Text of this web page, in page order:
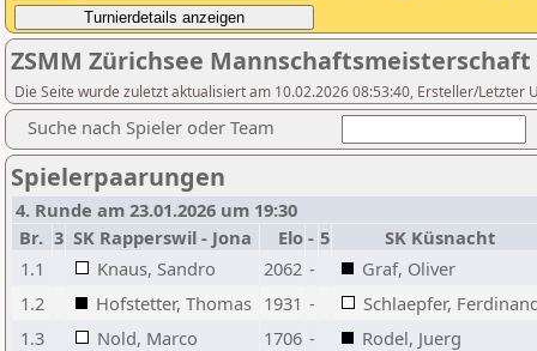
ZSMM Zürichsee Mannschaftsmeisterschaft
Die Seite wurde zuletzt aktualisiert am 10.02.2026 08:53:40, Ersteller/Letzter
Suche nach Spieler oder Team
Spielerpaarungen
4. Runde am 23.01.2026 um 19:30
Br. 3 SK Rapperswil - Jona Elo - 5
SK Küsnacht
1.1
Knaus, Sandro 2062 -
Graf, Oliver
1.2
Hofstetter, Thomas 1931 -
Schlaepfer,
1.3
Nold, Marco 1706 -
Rodel, Juerg